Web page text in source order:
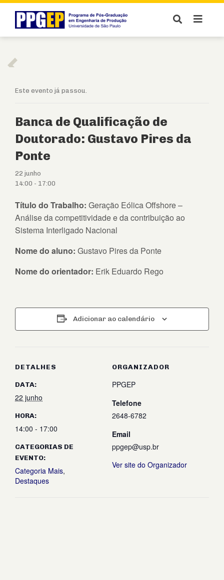
Este evento já passou.
Banca de Qualificação de
Doutorado: Gustavo Pires da
Ponte
22 junho
14:00 - 17:00
Título do Trabalho: Geração Eólica Offshore –
Análise da competitividade e da contribuição ao
Sistema Interligado Nacional
Nome do aluno: Gustavo Pires da Ponte
Nome do orientador: Erik Eduardo Rego
Adicionar ao calendário
DETALHES
DATA:
22 junho
HORA:
14:00 - 17:00
CATEGORIAS DE
EVENTO:
Categoria Mais,
Destaques
ORGANIZADOR
PPGEP
Telefone
2648-6782
Email
ppgep@usp.br
Ver site do Organizador